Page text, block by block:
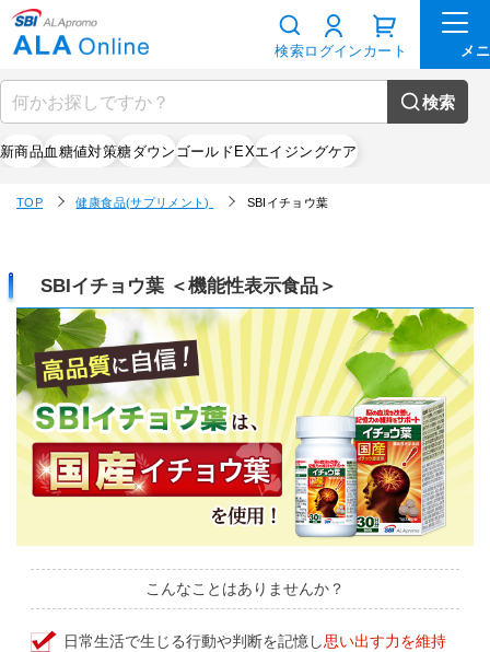
検索
新商品血糖値対策糖ダウンゴールドEXエイジングケア
検索ログイン カート
TOP 健康食品(サプリメント) SBIイチョウ葉
SBIイチョウ葉 ＜機能性表示食品＞
こんなことはありませんか？
日常生活で生じる行動や判断を記憶し思い出す力を維持